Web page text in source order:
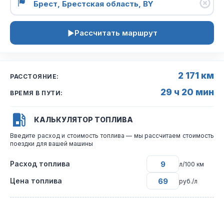
Рассчитать маршрут
РАССТОЯНИЕ: 2 171 км
ВРЕМЯ В ПУТИ: 29 ч 20 мин
КАЛЬКУЛЯТОР ТОПЛИВА
Введите расход и стоимость топлива — мы рассчитаем стоимость
поездки для вашей машины
Расход топлива л/100 км
Цена топлива руб./л